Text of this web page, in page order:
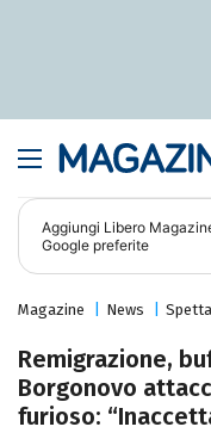
Aggiungi Libero
Google preferite
Magazine News
Remigrazione,
Borgonovo
furioso: